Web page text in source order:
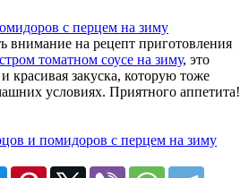
внимание на рецепт приготовления
томатном соусе на зиму, это
красивая закуска, которую тоже
условиях. Приятного аппетита!